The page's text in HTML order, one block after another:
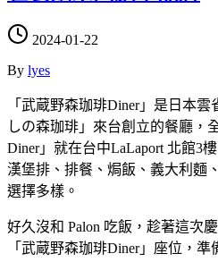
2024-01-22
By lyes
「武蔵野森珈琲Diner」是日本
しの森珈琲」來台創立的餐廳，
Diner」就在台中LaLaport 北館3
漢堡排、排餐、焗飯、義大利麵
選擇多樣。
好久沒和 Palon 吃飯，趁著這次
「武蔵野森珈琲Diner」座位，